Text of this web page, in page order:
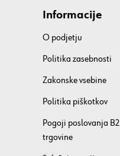
Informacije
O podjetju
Politika zasebnosti
Zakonske vsebine
Politika piškotkov
Pogoji poslovanja
trgovine